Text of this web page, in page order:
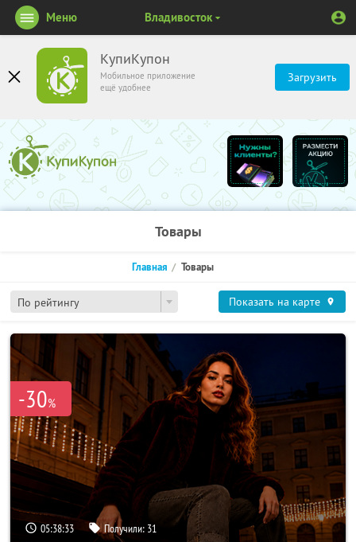
КупиКупон
Мобильное приложение
ещё удобнее
Загрузить
Меню Владивосток
Товары
По рейтингу
Главная Товары
Показать на карте
-30%
05:38:31 Получили: 31